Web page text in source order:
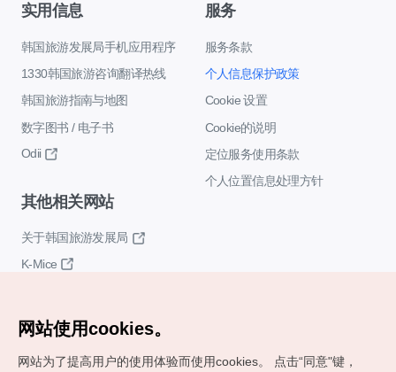
实用信息
韩国旅游发展局手机应用程序
1330韩国旅游咨询翻译热线
韩国旅游指南与地图
数字图书 / 电子书
Odii
服务
服务条款
个人信息保护政策
Cookie 设置
Cookie的说明
定位服务使用条款
个人位置信息处理方针
其他相关网站
关于韩国旅游发展局
K-Mice
网站使用cookies。
网站为了提高用户的使用体验而使用cookies。
点击“同意"键，